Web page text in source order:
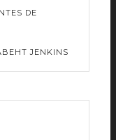
DE
JENKINS